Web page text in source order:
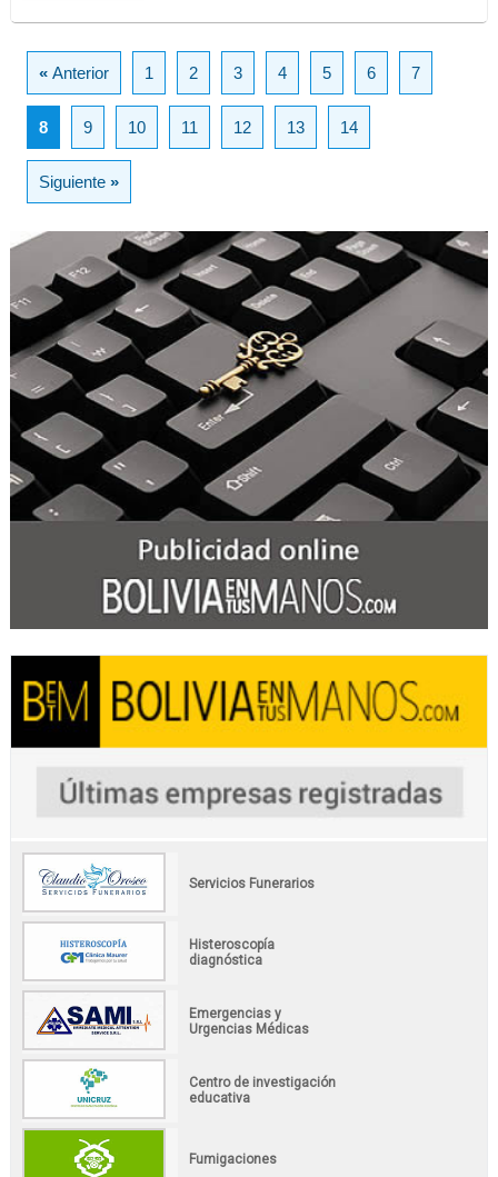
«Anterior 1 2 3 4 5 6 7
8 9 10 11 12 13 14
Siguiente»
Servicios Funerarios
Histeroscopía
diagnóstica
Emergencias y
Urgencias Médicas
Centro de investigación
educativa
Fumigaciones